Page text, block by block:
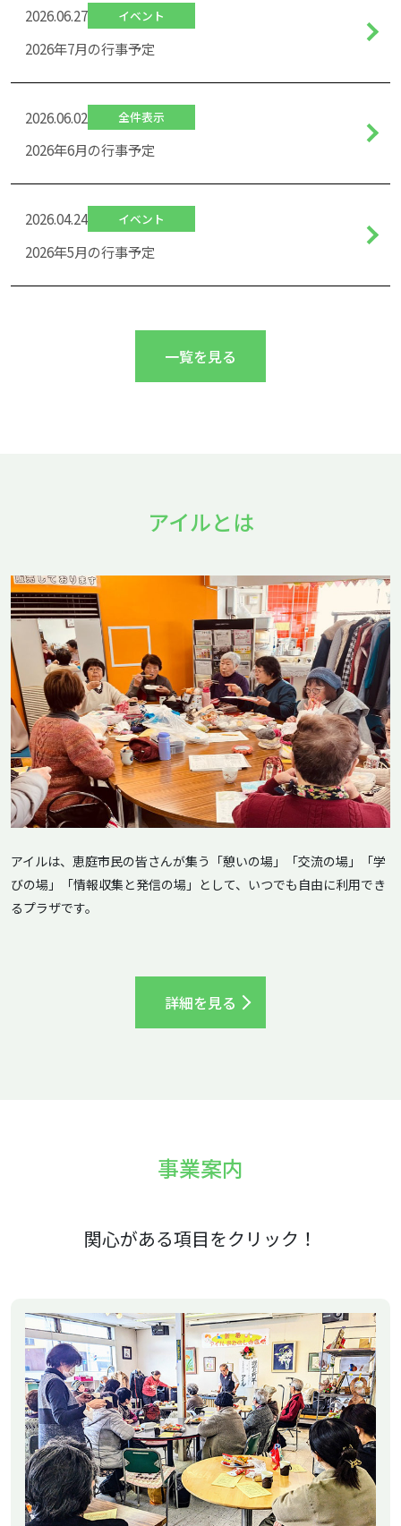
2026.06.27 イベント
2026年7月の行事予定
2026.06.02 全件表示
2026年6月の行事予定
2026.04.24 イベント
2026年5月の行事予定
一覧を見る
アイルとは
アイルは、恵庭市民の皆さんが集う「憩いの場」「交流の場」「学
びの場」「情報収集と発信の場」として、いつでも自由に利用でき
るプラザです。
詳細を見る
事業案内
関心がある項目をクリック！